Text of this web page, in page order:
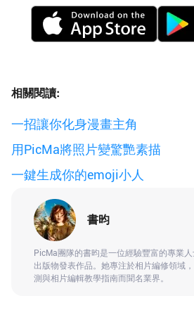
相關閱讀:
一招讓你化身漫畫主角
用PicMa將照片變驚艷素描
一鍵生成你的emoji小人
書昀
PicMa團隊的書昀是一位經驗豐富的專業
出版物發表作品。她專注於相片編修領域
測與相片編輯教學指南而聞名業界。